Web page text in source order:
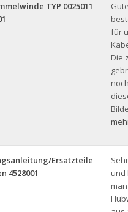
TYP 0025011
für
Die
Ersatzteile
4528001
und